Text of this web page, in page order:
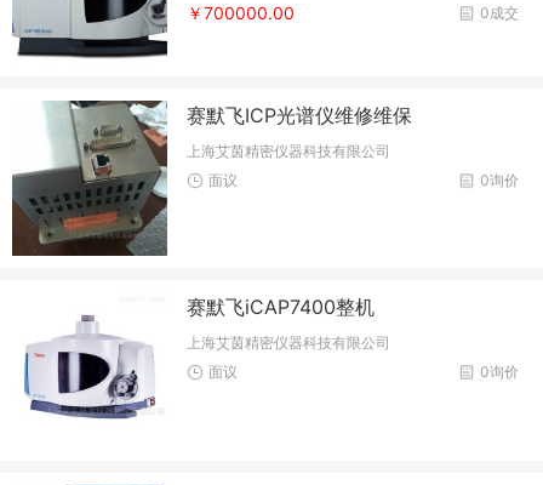
0成交
￥700000.00
赛默飞ICP光谱仪维修维保
上海艾茵精密仪器科技有限公司
0询价
面议
赛默飞iCAP7400整机
上海艾茵精密仪器科技有限公司
0询价
面议